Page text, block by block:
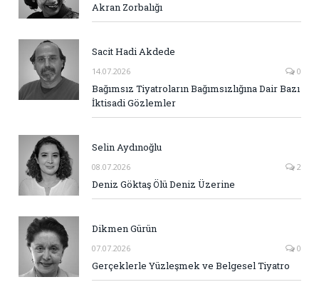
Akran Zorbalığı
Sacit Hadi Akdede
14.07.2026 0
Bağımsız Tiyatroların Bağımsızlığına Dair Bazı
İktisadi Gözlemler
Selin Aydınoğlu
08.07.2026 2
Deniz Göktaş Ölü Deniz Üzerine
Dikmen Gürün
07.07.2026 0
Gerçeklerle Yüzleşmek ve Belgesel Tiyatro